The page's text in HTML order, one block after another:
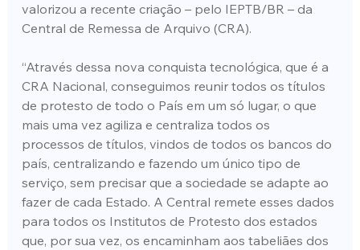
valorizou a recente criação – pelo IEPTB/BR – da
Central de Remessa de Arquivo (CRA).
“Através dessa nova conquista tecnológica, que é a
CRA Nacional, conseguimos reunir todos os títulos
de protesto de todo o País em um só lugar, o que
mais uma vez agiliza e centraliza todos os
processos de títulos, vindos de todos os bancos do
país, centralizando e fazendo um único tipo de
serviço, sem precisar que a sociedade se adapte ao
fazer de cada Estado. A Central remete esses dados
para todos os Institutos de Protesto dos estados
que, por sua vez, os encaminham aos tabeliães dos